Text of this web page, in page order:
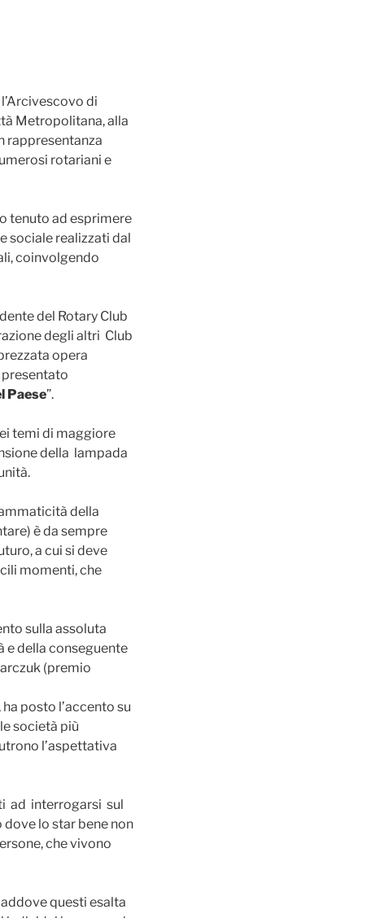
di
Metropolitana, alla
rappresentanza
rotariani e
tenuto ad esprimere
sociale realizzati dal
coinvolgendo
del Rotary Club
degli altri Club
opera
presentato
Paese”.
temi di maggiore
della lampada
della
è da sempre
a cui si deve
momenti, che
sulla assoluta
e della conseguente
(premio
posto l’accento su
società più
l’aspettativa
ad interrogarsi sul
dove lo star bene non
che vivono
questi esalta